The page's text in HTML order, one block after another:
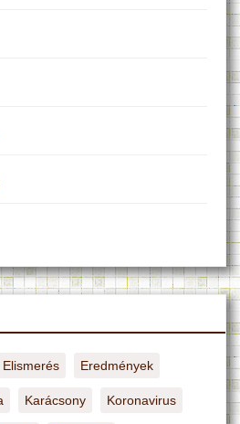
Elismerés Eredmények
Karácsony Koronavirus